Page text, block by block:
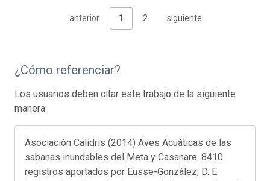
anterior 1 2 siguiente
¿Cómo referenciar?
Los usuarios deben citar este trabajo de la siguiente
manera:
Asociación Calidris (2014) Aves Acuáticas de las
sabanas inundables del Meta y Casanare. 8410
registros aportados por Eusse-González, D. E